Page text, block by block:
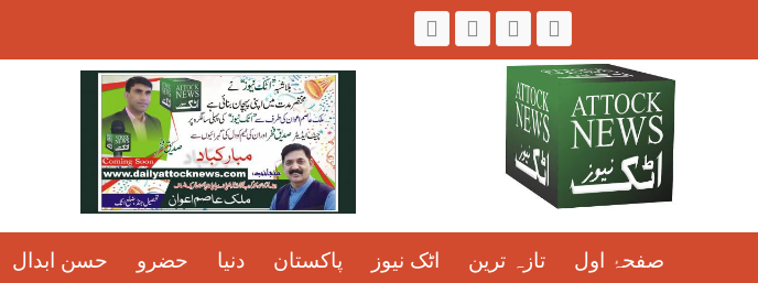
صفحۂ اول تازہ ترین اٹک نیوز پاکستان دنیا حضرو حسن ابدال